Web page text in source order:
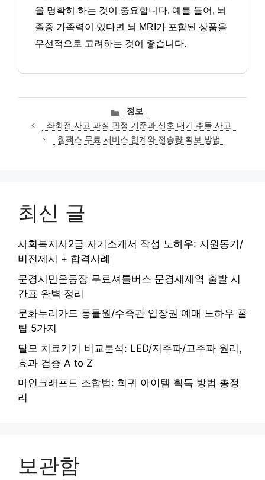
을 명확히 하는 것이 중요합니다. 예를 들어, 뇌
졸중 가족력이 있다면 뇌 MRI가 포함된 상품을
우선적으로 고려하는 것이 좋습니다.
카
테
고
리
정보
좌회전 사고 과실 판정 기준과 신호 대기 추돌 사고
웹팩스 무료 서비스 한계와 전송량 확보 방법
최신 글
사회복지사2급 자기소개서 작성 노하우: 지원동기/
비전제시 + 합격사례
문경시민운동장 무료셔틀버스 문경새재역 출발 시
간표 완벽 정리
문화누리카드 동물원/수족관 입장권 예매 노하우 꿀
팁 5가지
탈모 치료기기 비교분석: LED/저주파/고주파 원리,
효과 검증 A to Z
마인크래프트 조합법: 희귀 아이템 획득 방법 총정
리
보관함